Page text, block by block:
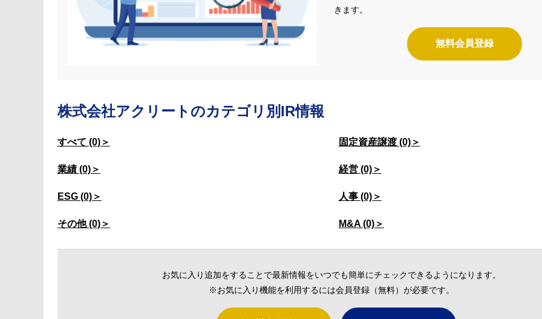
きます。
無料会員登録
株式会社アクリートのカテゴリ別IR情報
すべて (0)＞ 固定資産譲渡 (0)＞
業績 (0)＞ 経営 (0)＞
ESG (0)＞ 人事 (0)＞
その他 (0)＞ M&A (0)＞
お気に入り追加をすることで最新情報をいつでも簡単にチェックできるようになります。
※お気に入り機能を利用するには会員登録（無料）が必要です。